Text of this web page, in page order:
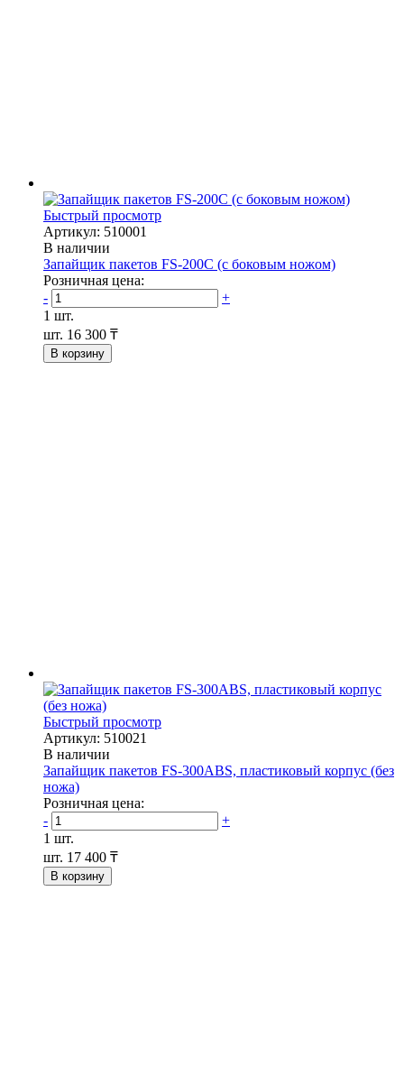
Быстрый просмотр
Артикул: 510001
В наличии
Запайщик пакетов FS-200C (с боковым ножом)
Розничная цена:
-
+
1 шт.
шт. 16 300 ₸
В корзину
Быстрый просмотр
Артикул: 510021
В наличии
Запайщик пакетов FS-300ABS, пластиковый корпус (без
ножа)
Розничная цена:
-
+
1 шт.
шт. 17 400 ₸
В корзину